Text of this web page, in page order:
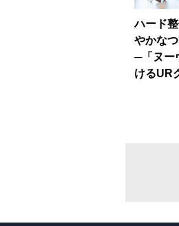
ハード
やかな
─「ヌー
けるUR